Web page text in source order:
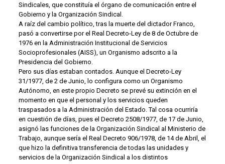
Sindicales, que constituía el órgano de comunicación entre el
Gobierno y la Organización Sindical.
A raíz del cambio político, tras la muerte del dictador Franco,
pasó a convertirse por el Real Decreto-Ley de 8 de Octubre de
1976 en la Administración Institucional de Servicios
Socioprofesionales (AISS), un Organismo adscrito a la
Presidencia del Gobierno.
Pero sus días estaban contados. Aunque el Decreto-Ley
31/1977, de 2 de Junio, lo configura como un Organismo
Autónomo, en este propio Decreto se prevé su extinción en el
momento en que el personal y los servicios queden
traspasados a la Administración del Estado. Tal cosa ocurriría
en cuestión de días, pues el Decreto 2508/1977, de 17 de Junio,
asignó las funciones de la Organización Sindical al Ministerio de
Trabajo, aunque sería el Real Decreto 906/1978, de 14 de Abril, el
que hizo la definitiva transferencia de todas las unidades y
servicios de la Organización Sindical a los distintos